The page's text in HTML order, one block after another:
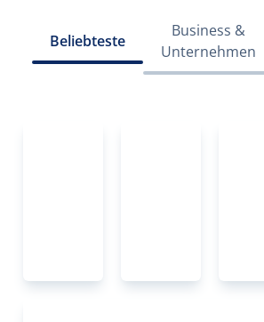
Beliebteste
Business &
Unternehmen